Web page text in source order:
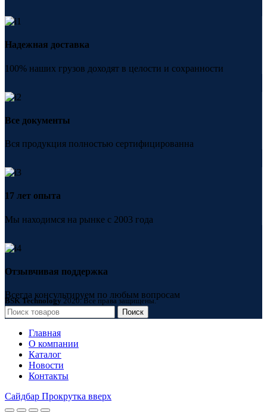
Надежная доставка
100% наших грузов доходят в целости и сохранности
Все документы
Вся продукция полностью сертифицированна
17 лет опыта
Мы находимся на рынке с 2003 года
Отзывчивая поддержка
Всегда консультируем по любым вопросам
BSK Technology 2020. Все права защищены.
Поиск
Главная
О компании
Каталог
Новости
Контакты
Сайдбар Прокрутка вверх